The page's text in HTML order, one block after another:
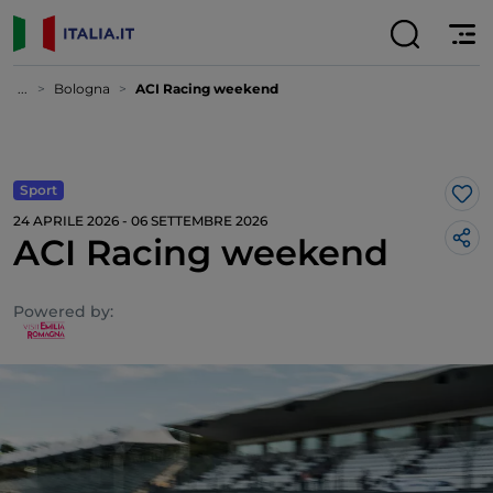
... Bologna ACI Racing weekend
Sport
24 APRILE 2026 - 06 SETTEMBRE 2026
ACI Racing weekend
Powered by: